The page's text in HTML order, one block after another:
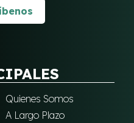
Quienes Somos
A Largo Plazo